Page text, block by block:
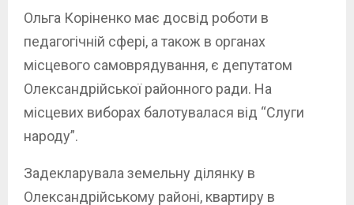
Ольга Коріненко має досвід роботи в
педагогічній сфері, а також в органах
місцевого самоврядування, є депутатом
Олександрійської районного ради. На
місцевих виборах балотувалася від “Слуги
народу”.
Задекларувала земельну ділянку в
Олександрійському районі, квартиру в